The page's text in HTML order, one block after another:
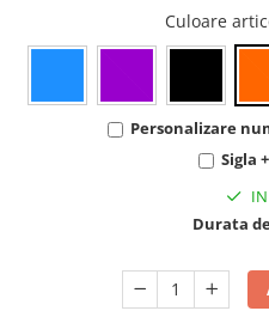
Culoare
Personalizare
Sigla
Durata